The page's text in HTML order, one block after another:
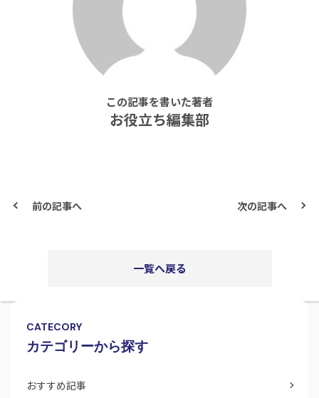
この記事を書いた著者
お役立ち編集部
前の記事へ 次の記事へ
一覧へ戻る
CATECORY
カテゴリーから探す
おすすめ記事